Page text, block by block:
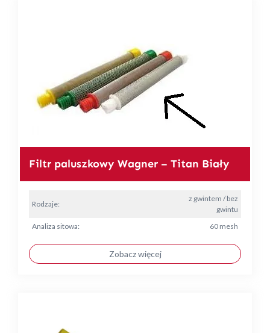
Filtr paluszkowy Wagner – Titan Biały
Rodzaje:
z gwintem / bez
gwintu
Analiza sitowa:
60 mesh
Zobacz więcej